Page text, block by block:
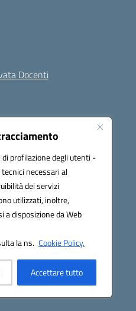
profilazione degli utenti -
necessari al
dei servizi
utilizzati, inoltre,
disposizione da Web
la ns. Cookie Policy.
Accettare tutto
Docenti